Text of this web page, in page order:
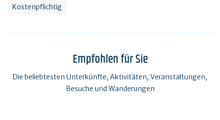
Kostenpflichtig
Empfohlen für Sie
Die beliebtesten Unterkünfte, Aktivitäten, Veranstaltungen,
Besuche und Wanderungen